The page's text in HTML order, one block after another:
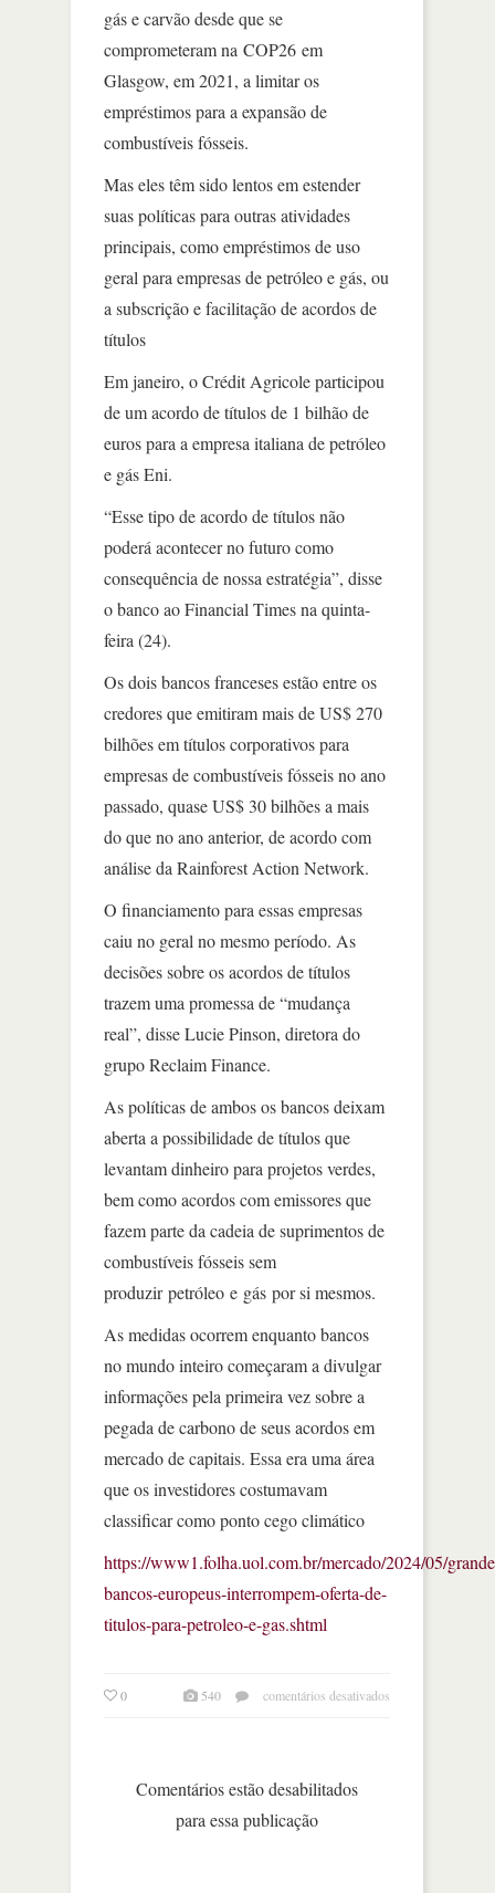
gás e carvão desde que se
comprometeram na COP26 em
Glasgow, em 2021, a limitar os
empréstimos para a expansão de
combustíveis fósseis.
Mas eles têm sido lentos em estender
suas políticas para outras atividades
principais, como empréstimos de uso
geral para empresas de petróleo e gás, ou
a subscrição e facilitação de acordos de
títulos
Em janeiro, o Crédit Agricole participou
de um acordo de títulos de 1 bilhão de
euros para a empresa italiana de petróleo
e gás Eni.
“Esse tipo de acordo de títulos não
poderá acontecer no futuro como
consequência de nossa estratégia”, disse
o banco ao Financial Times na quinta-
feira (24).
Os dois bancos franceses estão entre os
credores que emitiram mais de US$ 270
bilhões em títulos corporativos para
empresas de combustíveis fósseis no ano
passado, quase US$ 30 bilhões a mais
do que no ano anterior, de acordo com
análise da Rainforest Action Network.
O financiamento para essas empresas
caiu no geral no mesmo período. As
decisões sobre os acordos de títulos
trazem uma promessa de “mudança
real”, disse Lucie Pinson, diretora do
grupo Reclaim Finance.
As políticas de ambos os bancos deixam
aberta a possibilidade de títulos que
levantam dinheiro para projetos verdes,
bem como acordos com emissores que
fazem parte da cadeia de suprimentos de
combustíveis fósseis sem
produzir petróleo e gás por si mesmos.
As medidas ocorrem enquanto bancos
no mundo inteiro começaram a divulgar
informações pela primeira vez sobre a
pegada de carbono de seus acordos em
mercado de capitais. Essa era uma área
que os investidores costumavam
classificar como ponto cego climático
https://www1.folha.uol.com.br/mercado/2024/05/
bancos-europeus-interrompem-oferta-de-
titulos-para-petroleo-e-gas.shtml
0 540 comentários desativados
Comentários estão desabilitados
para essa publicação